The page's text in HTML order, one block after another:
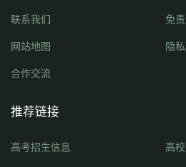
联系我们 免
网站地图 隐
合作交流
推荐链接
高考招生信息 高